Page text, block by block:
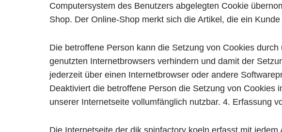
Computersystem des Benutzers abgelegten Cookie
Shop. Der Online-Shop merkt sich die Artikel, die ein
Die betroffene Person kann die Setzung von Cookies
genutzten Internetbrowsers verhindern und damit der
jederzeit über einen Internetbrowser oder andere
Deaktiviert die betroffene Person die Setzung von
unserer Internetseite vollumfänglich nutzbar. 4. Erfassung
Die Internetseite der djk spinfactory koeln erfasst mit